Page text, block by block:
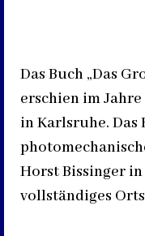
Das Buch „Das
erschien im Jahre
in Karlsruhe. Das
Horst Bissinger
vollständiges